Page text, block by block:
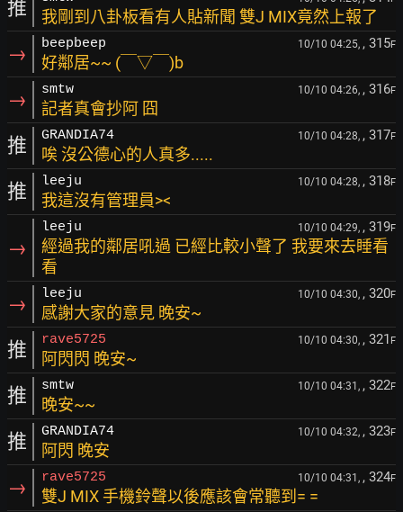
推 我剛到八卦板看有人貼新聞 雙J MIX竟然上報了
→ beepbeep 10/10 04:25, , 315F
好鄰居~~ (￣▽￣)b
→ smtw 10/10 04:26, , 316F
記者真會抄阿 囧
推 GRANDIA74 10/10 04:28, , 317F
唉 沒公德心的人真多.....
推 leeju 10/10 04:28, , 318F
我這沒有管理員><
→
leeju 10/10 04:29, , 319F
經過我的鄰居吼過 已經比較小聲了 我要來去睡看
看
→ leeju 10/10 04:30, , 320F
感謝大家的意見 晚安~
推 rave5725 10/10 04:30, , 321 F
阿閃閃 晚安~
推 smtw 10/10 04:31, , 322F
晚安~~
推 GRANDIA74 10/10 04:32, , 323F
阿閃 晚安
→ rave5725 10/10 04:31, , 324F
雙J MIX 手機鈴聲以後應該會常聽到= =